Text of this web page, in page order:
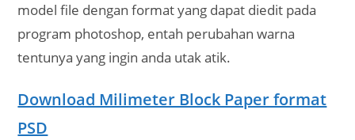
model file dengan format yang dapat diedit pada
program photoshop, entah perubahan warna
tentunya yang ingin anda utak atik.
Download Milimeter Block Paper format
PSD